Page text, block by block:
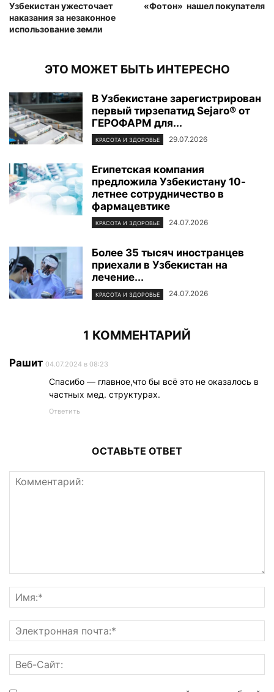
Узбекистан ужесточает
наказания за незаконное
использование земли
«Фотон» нашел покупателя
ЭТО МОЖЕТ БЫТЬ ИНТЕРЕСНО
В Узбекистане зарегистрирован
первый тирзепатид Sejaro® от
ГЕРОФАРМ для...
КРАСОТА И ЗДОРОВЬЕ 29.07.2026
Египетская компания
предложила Узбекистану 10-
летнее сотрудничество в
фармацевтике
КРАСОТА И ЗДОРОВЬЕ 24.07.2026
Более 35 тысяч иностранцев
приехали в Узбекистан на
лечение...
КРАСОТА И ЗДОРОВЬЕ 24.07.2026
1 КОММЕНТАРИЙ
Рашит 04.07.2024 в 08:23
Спасибо — главное,что бы всё это не оказалось в
частных мед. структурах.
Ответить
ОСТАВЬТЕ ОТВЕТ